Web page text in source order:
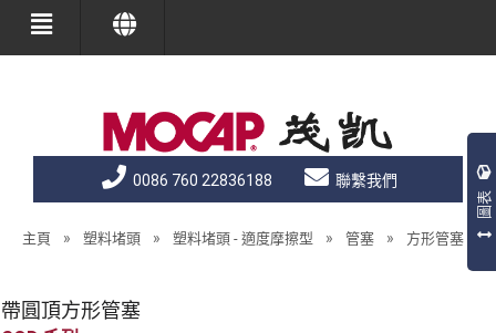
0086 760 22836188 聯繫我們
主頁 » 塑料堵頭 » 塑料堵頭 - 適度摩擦型 » 管塞 » 方形管塞（
帶圓頂方形管塞
圖表